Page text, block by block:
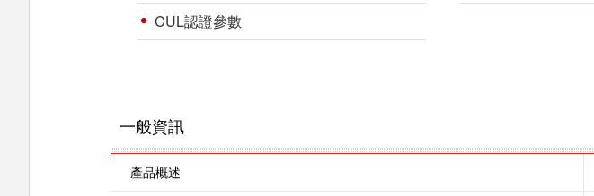
CUL認證參數
一般資訊
產品概述